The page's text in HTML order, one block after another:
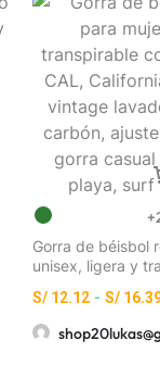
Gorra de béisbol
unisex, ligera y
vintage lavado
ajuste ceñido sin
estilo urbano
S/ 12.12 - S/